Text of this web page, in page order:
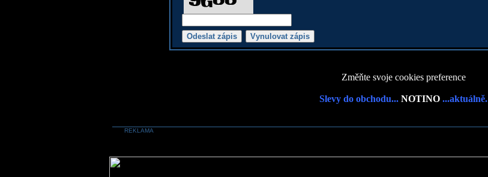
Změňte svoje cookies preference
Slevy do obchodu... NOTINO ...aktuálně.
REKLAMA